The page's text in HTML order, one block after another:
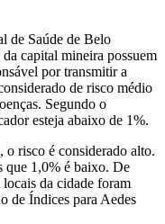
de Saúde de Belo
capital mineira possuem
por transmitir a
de risco médio
Segundo o
esteja abaixo de 1%.
risco é considerado alto.
que 1,0% é baixo. De
da cidade foram
de Índices para Aedes